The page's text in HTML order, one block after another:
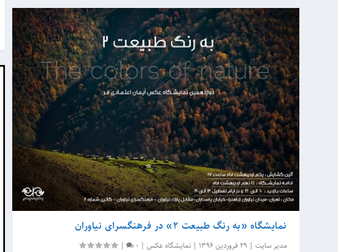
نمایشگاه «به رنگ طبیعت ۲» در فرهنگسرای نیاوران
مدیر سایت |29 فروردین 1396 |نمایشگاه عکس |
0
|